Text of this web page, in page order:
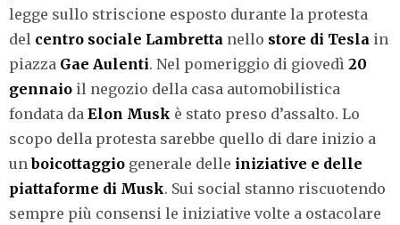
legge sullo striscione esposto durante la protesta
del centro sociale Lambretta nello store di Tesla in
piazza Gae Aulenti. Nel pomeriggio di giovedì 20
gennaio il negozio della casa automobilistica
fondata da Elon Musk è stato preso d’assalto. Lo
scopo della protesta sarebbe quello di dare inizio a
unboicottaggio generale delle iniziative e delle
piattaforme di Musk. Sui social stanno riscuotendo
sempre più consensi le iniziative volte a ostacolare